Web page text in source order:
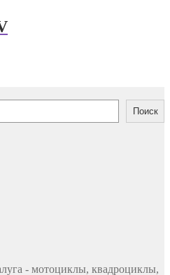
Поиск
- мотоциклы, квадроциклы,